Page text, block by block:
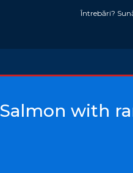
Întrebări?
Salmon with